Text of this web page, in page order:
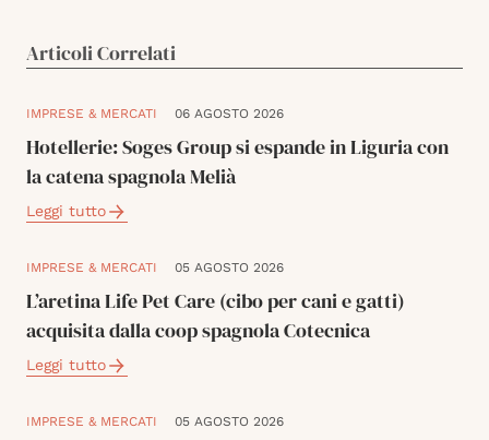
Articoli Correlati
IMPRESE & MERCATI 06 AGOSTO 2026
Hotellerie: Soges Group si espande in Liguria con
la catena spagnola Melià
Leggi tutto
IMPRESE & MERCATI 05 AGOSTO 2026
L’aretina Life Pet Care (cibo per cani e gatti)
acquisita dalla coop spagnola Cotecnica
Leggi tutto
IMPRESE & MERCATI 05 AGOSTO 2026